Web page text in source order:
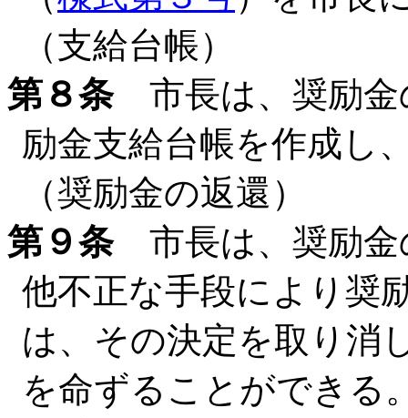
（支給台帳）
第８条市長は、奨励金
励金支給台帳を作成し
（奨励金の返還）
第９条市長は、奨励金
他不正な手段により奨
は、その決定を取り消
を命ずることができる